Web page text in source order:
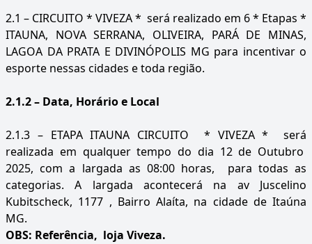
2.1 – CIRCUITO * VIVEZA * será realizado em 6 * Etapas *
ITAUNA, NOVA SERRANA, OLIVEIRA, PARÁ DE MINAS,
LAGOA DA PRATA E DIVINÓPOLIS MG para incentivar o
esporte nessas cidades e toda região.
2.1.2 – Data, Horário e Local
2.1.3 – ETAPA ITAUNA CIRCUITO * VIVEZA * será
realizada em qualquer tempo do dia 12 de Outubro
2025, com a largada as 08:00 horas, para todas as
categorias. A largada acontecerá na av Juscelino
Kubitscheck, 1177 , Bairro Alaíta, na cidade de Itaúna
MG.
OBS: Referência, loja Viveza.